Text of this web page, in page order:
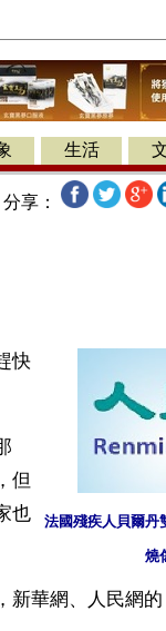
生活
享：
法國殘疾人貝爾丹
燒
快
但
也
新華網、人民網